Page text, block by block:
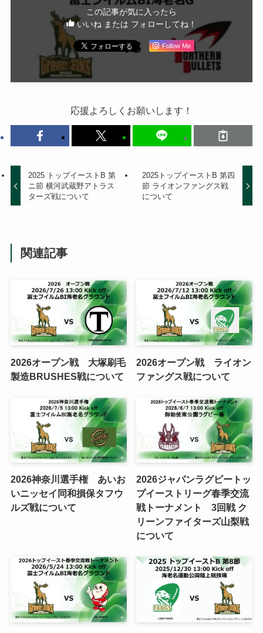
この記事が気に入ったら
いいね または フォローしてね！
Follow Me
応援よろしくお願いします！
2025 トップイーストB 第
ニ節 横河武蔵野アトラス
ターズ戦について
2025トップイーストB 第四
節 ライオンファングス戦
について
関連記事
2026オープン戦 大塚刷毛
製造BRUSHES戦について
2026オープン戦 ライオン
ファングス戦について
2026神奈川選手権 あいお
いニッセイ同和損保タフウ
ルズ戦について
2026ジャパンラグビートッ
プイーストリーグ春季交流
戦トーナメント 3回戦 ク
リーンファイターズ山梨戦
について